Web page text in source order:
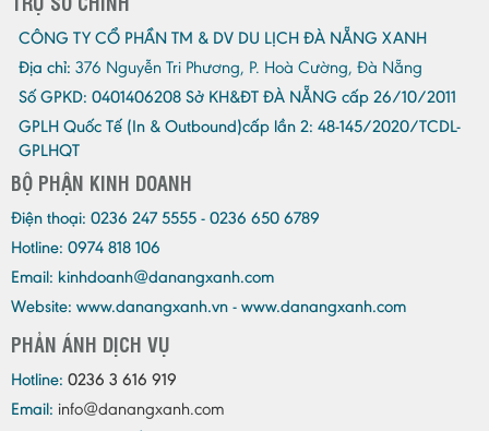
CÔNG TY CỔ PHẦN TM & DV DU LỊCH ĐÀ NẴNG XANH
Địa chỉ: 376 Nguyễn Tri Phương, P. Hoà Cường, Đà Nẵng
Số GPKD: 0401406208 Sở KH&ĐT ĐÀ NẴNG cấp 26/10/2011
GPLH Quốc Tế (In & Outbound)cấp lần 2: 48-145/2020/TCDL-
GPLHQT
BỘ PHẬN KINH DOANH
Điện thoại: 0236 247 5555 - 0236 650 6789
Hotline: 0974 818 106
Email: kinhdoanh@danangxanh.com
Website: www.danangxanh.vn - www.danangxanh.com
PHẢN ÁNH DỊCH VỤ
Hotline: 0236 3 616 919
Email: info@danangxanh.com